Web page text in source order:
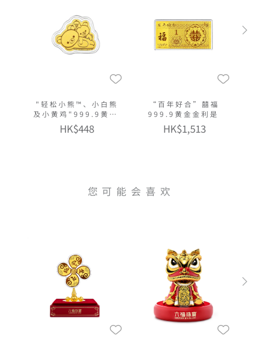
"轻松小熊™、小白熊
及小黄鸡"999.9黄金
多功能金章挂饰
HK$448
“百年好合”囍福
999.9黄金金利是
HK$1,513
您可能会喜欢